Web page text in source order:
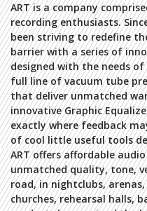
ART is a company
recording enthusiasts.
been striving to redefine
barrier with a series of
designed with the needs
full line of vacuum tube
that deliver unmatched
innovative Graphic
exactly where feedback
of cool little useful tools
ART offers affordable
unmatched quality, tone,
road, in nightclubs,
churches, rehearsal halls,